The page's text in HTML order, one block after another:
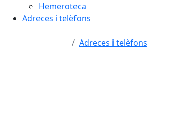
Hemeroteca
Adreces i telèfons
Adreces i telèfons